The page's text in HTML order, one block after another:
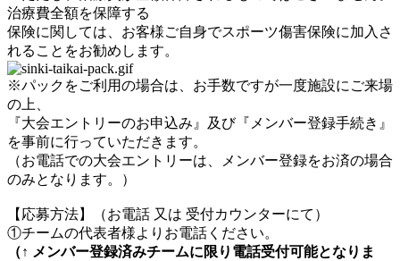
治療費全額を保障する
保険に関しては、お客様ご自身でスポーツ傷害保険に加入さ
れることをお勧めします。
※パックをご利用の場合は、お手数ですが一度施設にご来場
の上、
『大会エントリーのお申込み』及び『メンバー登録手続き』
を事前に行っていただきます。
（お電話での大会エントリーは、メンバー登録をお済の場合
のみとなります。）
【応募方法】（お電話 又は 受付カウンターにて）
①チームの代表者様よりお電話ください。
（↑ メンバー登録済みチームに限り電話受付可能となりま